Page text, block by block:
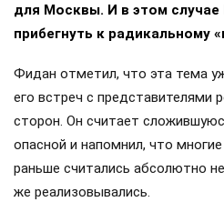
для Москвы. И в этом
прибегнуть к радикальному
Фидан отметил, что эта тема
его встреч с представителями
сторон. Он считает
опасной и напомнил, что
раньше считались абсолютно
же реализовывались.